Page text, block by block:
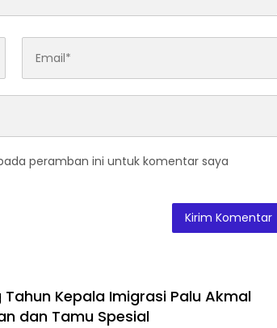
peramban ini untuk komentar saya
Tahun Kepala Imigrasi Palu Akmal
dan Tamu Spesial